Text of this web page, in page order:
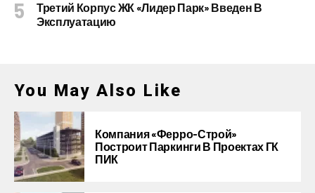
Третий Корпус ЖК «Лидер Парк» Введен В
Эксплуатацию
You May Also Like
Компания «Ферро-Строй»
Построит Паркинги В Проектах ГК
ПИК